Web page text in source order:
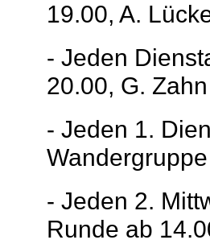
19.00, A.
- Jeden
20.00, G.
- Jeden 1.
- Jeden 2.
Runde ab